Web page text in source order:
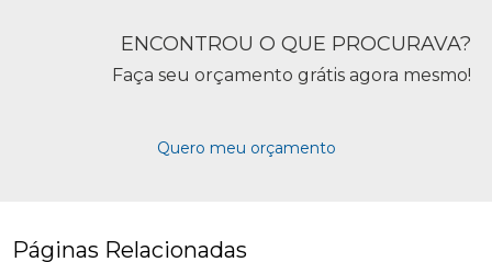
ENCONTROU O QUE PROCURAVA?
Faça seu orçamento grátis agora mesmo!
Quero meu orçamento
Páginas Relacionadas